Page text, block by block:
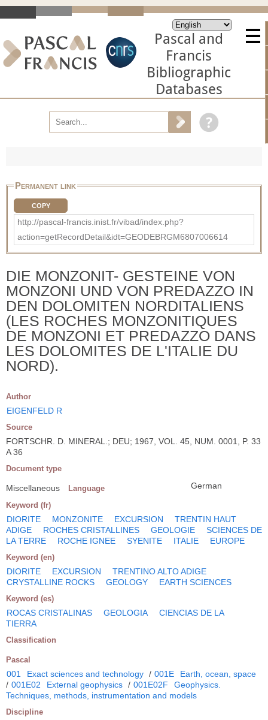
Pascal and
Francis
Bibliographic
Databases
Permanent link
COPY
http://pascal-francis.inist.fr/vibad/index.php?
action=getRecordDetail&idt=GEODEBRGM6807006614
DIE MONZONIT- GESTEINE VON
MONZONI UND VON PREDAZZO IN
DEN DOLOMITEN NORDITALIENS
(LES ROCHES MONZONITIQUES
DE MONZONI ET PREDAZZO DANS
LES DOLOMITES DE L'ITALIE DU
NORD).
Author
EIGENFELD R
Source
FORTSCHR. D. MINERAL.; DEU; 1967, VOL. 45, NUM. 0001, P. 33
A 36
Document type
Miscellaneous Language German
Keyword (fr)
DIORITE MONZONITE EXCURSION
TRENTIN HAUT
ADIGE
ROCHES CRISTALLINES GEOLOGIE
SCIENCES DE
LA TERRE
ROCHE IGNEE SYENITE ITALIE EUROPE
Keyword (en)
DIORITE EXCURSION
TRENTINO ALTO ADIGE
CRYSTALLINE ROCKS
GEOLOGY EARTH SCIENCES
Keyword (es)
ROCAS CRISTALINAS GEOLOGIA
CIENCIAS DE LA
TIERRA
Classification
Pascal
001 Exact sciences and technology / 001E
Earth, ocean, space
/ 001E02 External geophysics / 001E02F
Geophysics.
Techniques, methods, instrumentation and models
Discipline